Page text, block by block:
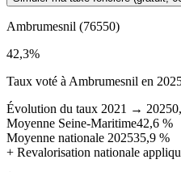
Ambrumesnil (76550)
42,3%
Taux voté à Ambrumesnil en
Évolution du taux 2021 → 2025
Moyenne Seine-Maritime42,6 %
Moyenne nationale 202535,9 %
+ Revalorisation nationale